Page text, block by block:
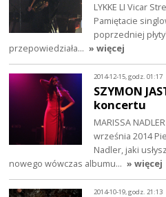
LYKKE LI Vicar
Pamiętacie
poprzedniej
przepowiedziała… » więcej
2014-12-15, godz. 01:17
SZYMON
koncertu
MARISSA
września 2014
Nadler, jaki
nowego wówczas albumu… » więcej
2014-10-19, godz. 21:13